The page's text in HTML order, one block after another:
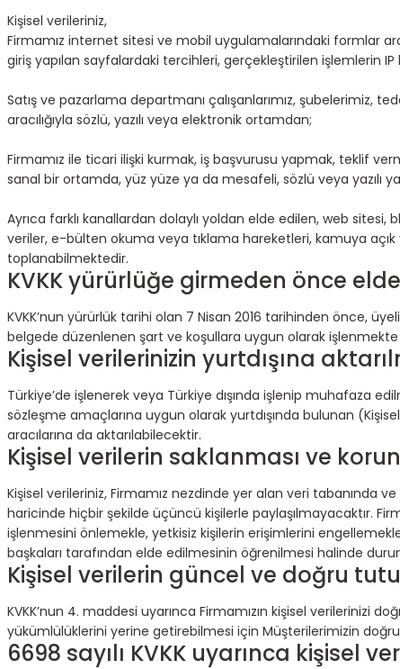
Kişisel verileriniz,
Firmamız internet sitesi ve mobil uygulamalarındaki formlar
giriş yapılan sayfalardaki tercihleri, gerçekleştirilen işlemlerin
Satış ve pazarlama departmanı çalışanlarımız, şubelerimiz,
aracılığıyla sözlü, yazılı veya elektronik ortamdan;
Firmamız ile ticari ilişki kurmak, iş başvurusu yapmak, teklif
sanal bir ortamda, yüz yüze ya da mesafeli, sözlü veya yazılı
Ayrıca farklı kanallardan dolaylı yoldan elde edilen, web
veriler, e-bülten okuma veya tıklama hareketleri, kamuya
toplanabilmektedir.
KVKK yürürlüğe girmeden önce
KVKK’nun yürürlük tarihi olan 7 Nisan 2016 tarihinden önce,
belgede düzenlenen şart ve koşullara uygun olarak
Kişisel verilerinizin yurtdışına
Türkiye’de işlenerek veya Türkiye dışında işlenip muhafaza
sözleşme amaçlarına uygun olarak yurtdışında bulunan
aracılarına da aktarılabilecektir.
Kişisel verilerin saklanması ve
Kişisel verileriniz, Firmamız nezdinde yer alan veri tabanında
haricinde hiçbir şekilde üçüncü kişilerle paylaşılmayacaktır.
işlenmesini önlemekle, yetkisiz kişilerin erişimlerini
başkaları tarafından elde edilmesinin öğrenilmesi halinde
Kişisel verilerin güncel ve doğru
KVKK’nun 4. maddesi uyarınca Firmamızın kişisel
yükümlülüklerini yerine getirebilmesi için Müşterilerimizin
6698 sayılı KVKK uyarınca kişisel